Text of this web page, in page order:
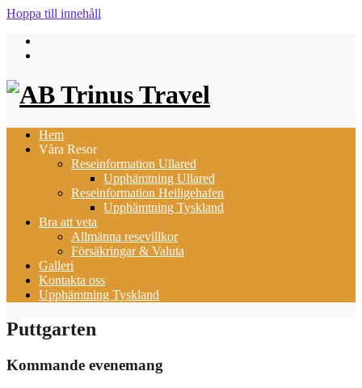
Hoppa till innehåll
Hem
Våra Resor
Reseinformation Ullared
Upphämtning Ullared
Reseinformation Heiligehafen
Upphämtning Tyskland
Bra att veta
Allmänna resevillkor
Försäkringar & Valuta
Galleri
Kontakta oss
Upphämtning Tyskland
Puttgarten
Kommande evenemang